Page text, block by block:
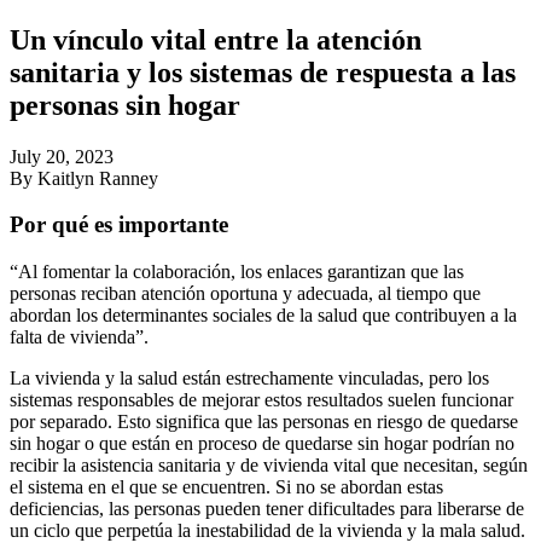
Un vínculo vital entre la atención
sanitaria y los sistemas de respuesta a las
personas sin hogar
July 20, 2023
By Kaitlyn Ranney
Por qué es importante
“Al fomentar la colaboración, los enlaces garantizan que las
personas reciban atención oportuna y adecuada, al tiempo que
abordan los determinantes sociales de la salud que contribuyen a la
falta de vivienda”.
La vivienda y la salud están estrechamente vinculadas, pero los
sistemas responsables de mejorar estos resultados suelen funcionar
por separado. Esto significa que las personas en riesgo de quedarse
sin hogar o que están en proceso de quedarse sin hogar podrían no
recibir la asistencia sanitaria y de vivienda vital que necesitan, según
el sistema en el que se encuentren. Si no se abordan estas
deficiencias, las personas pueden tener dificultades para liberarse de
un ciclo que perpetúa la inestabilidad de la vivienda y la mala salud.